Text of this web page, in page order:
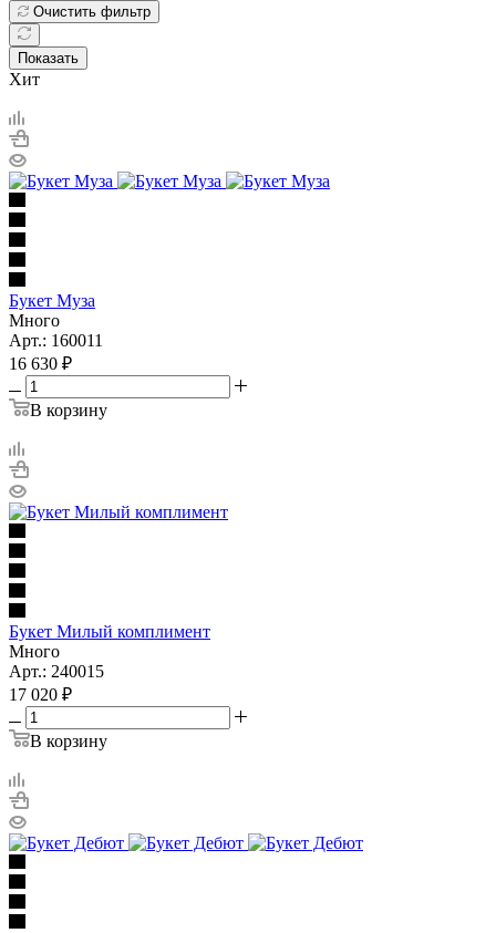
Очистить фильтр
Показать
Хит
Букет Муза
Много
Арт.: 160011
16 630 ₽
В корзину
Букет Милый комплимент
Много
Арт.: 240015
17 020 ₽
В корзину